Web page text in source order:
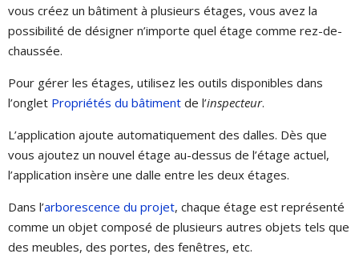
vous créez un bâtiment à plusieurs étages, vous avez la
possibilité de désigner n’importe quel étage comme rez-de-
chaussée.
Pour gérer les étages, utilisez les outils disponibles dans
l’onglet Propriétés du bâtiment de l’inspecteur.
L’application ajoute automatiquement des dalles. Dès que
vous ajoutez un nouvel étage au-dessus de l’étage actuel,
l’application insère une dalle entre les deux étages.
Dans l’arborescence du projet, chaque étage est représenté
comme un objet composé de plusieurs autres objets tels que
des meubles, des portes, des fenêtres, etc.